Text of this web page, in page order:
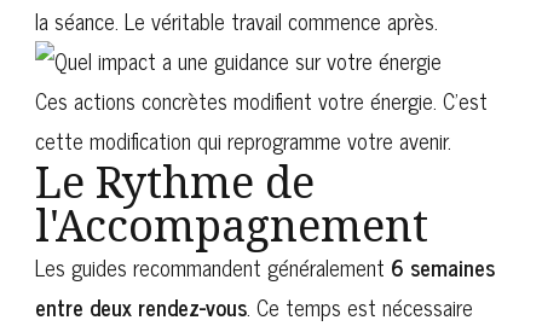
la séance. Le véritable travail commence après.
Ces actions concrètes modifient votre énergie. C’est
cette modification qui reprogramme votre avenir.
Le Rythme de
l'Accompagnement
Les guides recommandent généralement 6 semaines
entre deux rendez-vous. Ce temps est nécessaire